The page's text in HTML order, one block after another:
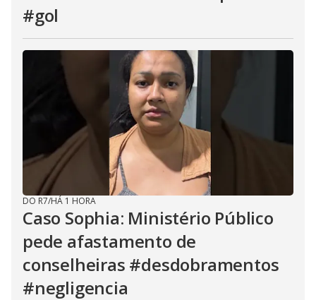
#gol
DO R7/HÁ 1 HORA
Caso Sophia: Ministério Público
pede afastamento de
conselheiras #desdobramentos
#negligencia